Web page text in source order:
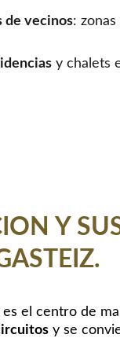
de vecinos: zonas
y chalets
es el centro de
y se